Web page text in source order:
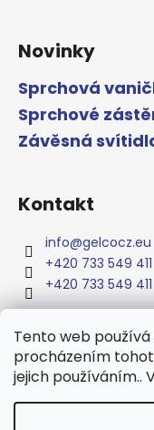
Tento web
procházením
jejich používáním..
Novinky
Sprchová
Sprchové
Závěsná
Kontakt
info@gelcocz.eu
+420 733 549 411
+420 733 549 411